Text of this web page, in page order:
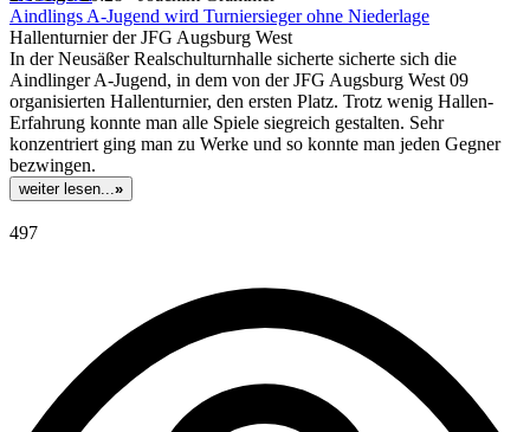
Aindlings A-Jugend wird Turniersieger ohne Niederlage
Hallenturnier der JFG Augsburg West
In der Neusäßer Realschulturnhalle sicherte sicherte sich die
Aindlinger A-Jugend, in dem von der JFG Augsburg West 09
organisierten Hallenturnier, den ersten Platz. Trotz wenig Hallen-
Erfahrung konnte man alle Spiele siegreich gestalten. Sehr
konzentriert ging man zu Werke und so konnte man jeden Gegner
bezwingen.
weiter lesen...»
497